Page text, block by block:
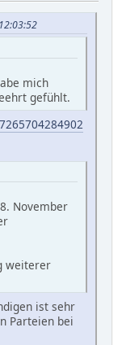
mich
gefühlt.
November
weiterer
ist sehr
Parteien bei